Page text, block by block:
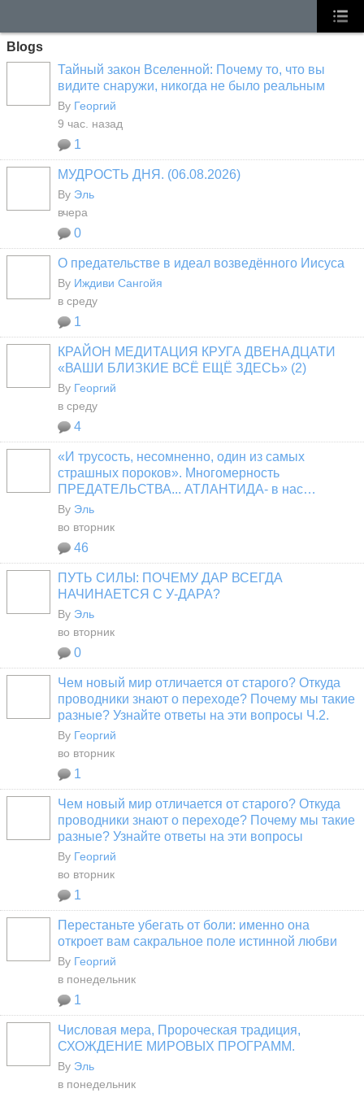
Blogs
Тайный закон Вселенной: Почему то, что вы
видите снаружи, никогда не было реальным
By Георгий
9 час. назад
1
МУДРОСТЬ ДНЯ. (06.08.2026)
By Эль
вчера
0
О предательстве в идеал возведённого Иисуса
By Иждиви Сангойя
в среду
1
КРАЙОН МЕДИТАЦИЯ КРУГА ДВЕНАДЦАТИ
«ВАШИ БЛИЗКИЕ ВСЁ ЕЩЁ ЗДЕСЬ» (2)
By Георгий
в среду
4
«И трусость, несомненно, один из самых
страшных пороков». Многомерность
ПРЕДАТЕЛЬСТВА... АТЛАНТИДА- в нас…
By Эль
во вторник
46
ПУТЬ СИЛЫ: ПОЧЕМУ ДАР ВСЕГДА
НАЧИНАЕТСЯ С У-ДАРА?
By Эль
во вторник
0
Чем новый мир отличается от старого? Откуда
проводники знают о переходе? Почему мы такие
разные? Узнайте ответы на эти вопросы Ч.2.
By Георгий
во вторник
1
Чем новый мир отличается от старого? Откуда
проводники знают о переходе? Почему мы такие
разные? Узнайте ответы на эти вопросы
By Георгий
во вторник
1
Перестаньте убегать от боли: именно она
откроет вам сакральное поле истинной любви
By Георгий
в понедельник
1
Числовая мера, Пророческая традиция,
СХОЖДЕНИЕ МИРОВЫХ ПРОГРАММ.
By Эль
в понедельник